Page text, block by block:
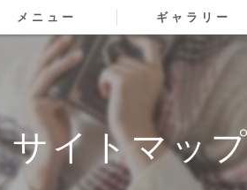
メニュー ギャラリー
サイトマッ